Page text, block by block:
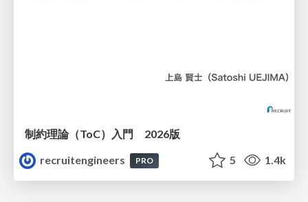
制約理論（ToC）入門 2026版
recruitengineers
PRO 5 1.4k